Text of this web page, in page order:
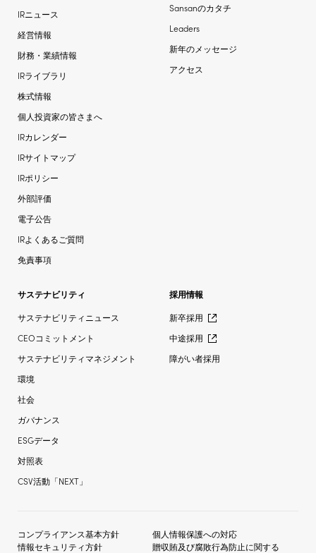
Sansanのカタチ
Leaders
新年のメッセージ
アクセス
IRニュース
経営情報
財務・業績情報
IRライブラリ
株式情報
個人投資家の皆さまへ
IRカレンダー
IRサイトマップ
IRポリシー
外部評価
電子公告
IRよくあるご質問
免責事項
サステナビリティ
サステナビリティニュース
CEOコミットメント
サステナビリティマネジメント
環境
社会
ガバナンス
ESGデータ
対照表
CSV活動「NEXT」
採用情報
新卒採用
中途採用
障がい者採用
コンプライアンス基本方針
個人情報保護への対応
情報セキュリティ方針
贈収賄及び腐敗行為防止に関する